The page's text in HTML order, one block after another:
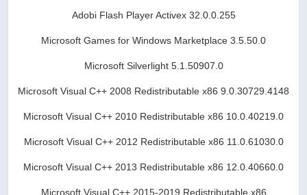
Adobi Flash Player Activex 32.0.0.255
Microsoft Games for Windows Marketplace 3.5.50.0
Microsoft Silverlight 5.1.50907.0
Microsoft Visual C++ 2008 Redistributable x86 9.0.30729.4148
Microsoft Visual C++ 2010 Redistributable x86 10.0.40219.0
Microsoft Visual C++ 2012 Redistributable x86 11.0.61030.0
Microsoft Visual C++ 2013 Redistributable x86 12.0.40660.0
Microsoft Visual C++ 2015-2019 Redistributable x86